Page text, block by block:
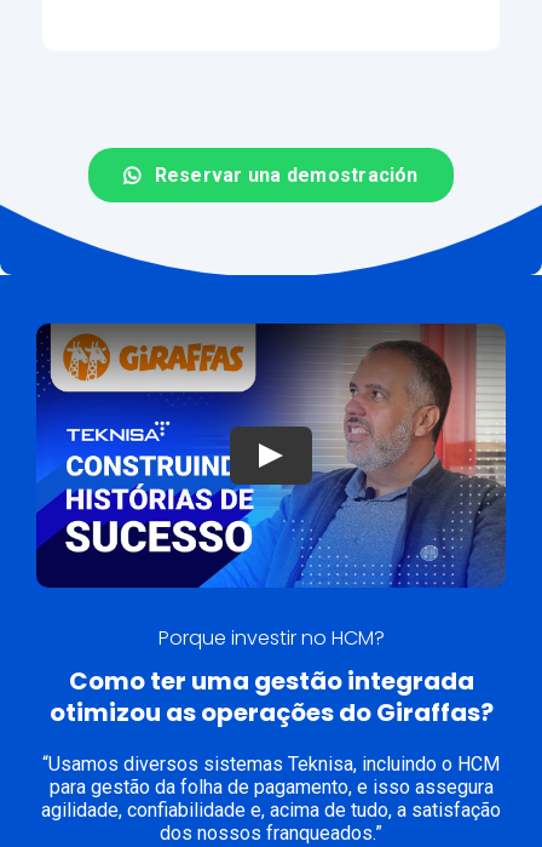
Reservar una demostración
Jugar
Porque investir no HCM?
Como ter uma gestão integrada
otimizou as operações do Giraffas?
“Usamos diversos sistemas Teknisa, incluindo o HCM
para gestão da folha de pagamento, e isso assegura
agilidade, confiabilidade e, acima de tudo, a satisfação
dos nossos franqueados.”